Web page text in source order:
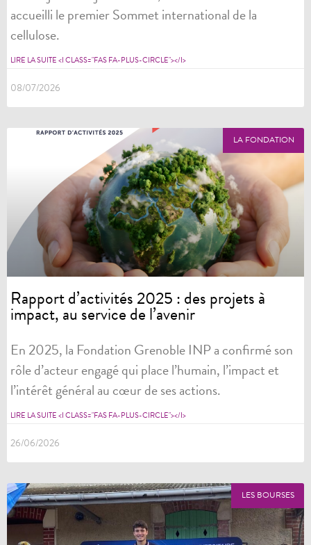
accueilli le premier Sommet international de la
cellulose.
LIRE LA SUITE <I CLASS="FAS FA-PLUS-CIRCLE"></I>
08/07/2026
LA FONDATION
Rapport d’activités 2025 : des projets à
impact, au service de l’avenir
En 2025, la Fondation Grenoble INP a confirmé son
rôle d’acteur engagé qui place l’humain, l’impact et
l’intérêt général au cœur de ses actions.
LIRE LA SUITE <I CLASS="FAS FA-PLUS-CIRCLE"></I>
26/06/2026
LES BOURSES